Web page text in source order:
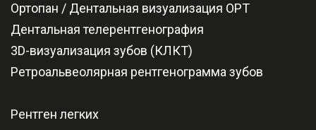
Ортопан / Дентальная визуализация OPT
Дентальная телерентгенография
3D-визуализация зубов (КЛКТ)
Ретроальвеолярная рентгенограмма зубов
Рентген легких